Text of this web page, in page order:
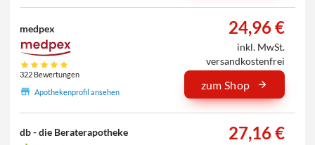
medpex
322 Bewertungen
Apothekenprofil ansehen
24,96 €
inkl. MwSt.
versandkostenfrei
zum Shop
db - die Beraterapotheke 27,16 €